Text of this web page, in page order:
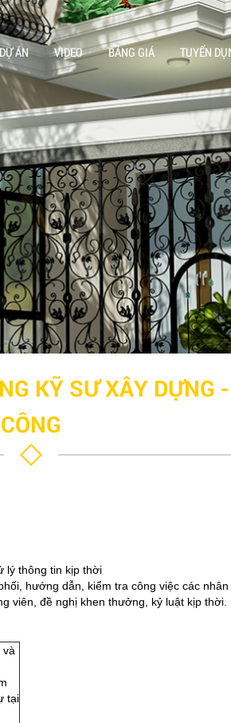
DỰ ÁN VIDEO BẢNG GIÁ TUYỂN
KỸ SƯ XÂY DỰNG
CÔNG
lý thông tin kịp thời
hướng dẫn, kiểm tra công việc các
viên, đề nghị khen thưởng, kỷ luật kịp thời.
và
tại